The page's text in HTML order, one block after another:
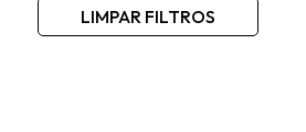
LIMPAR FILTROS